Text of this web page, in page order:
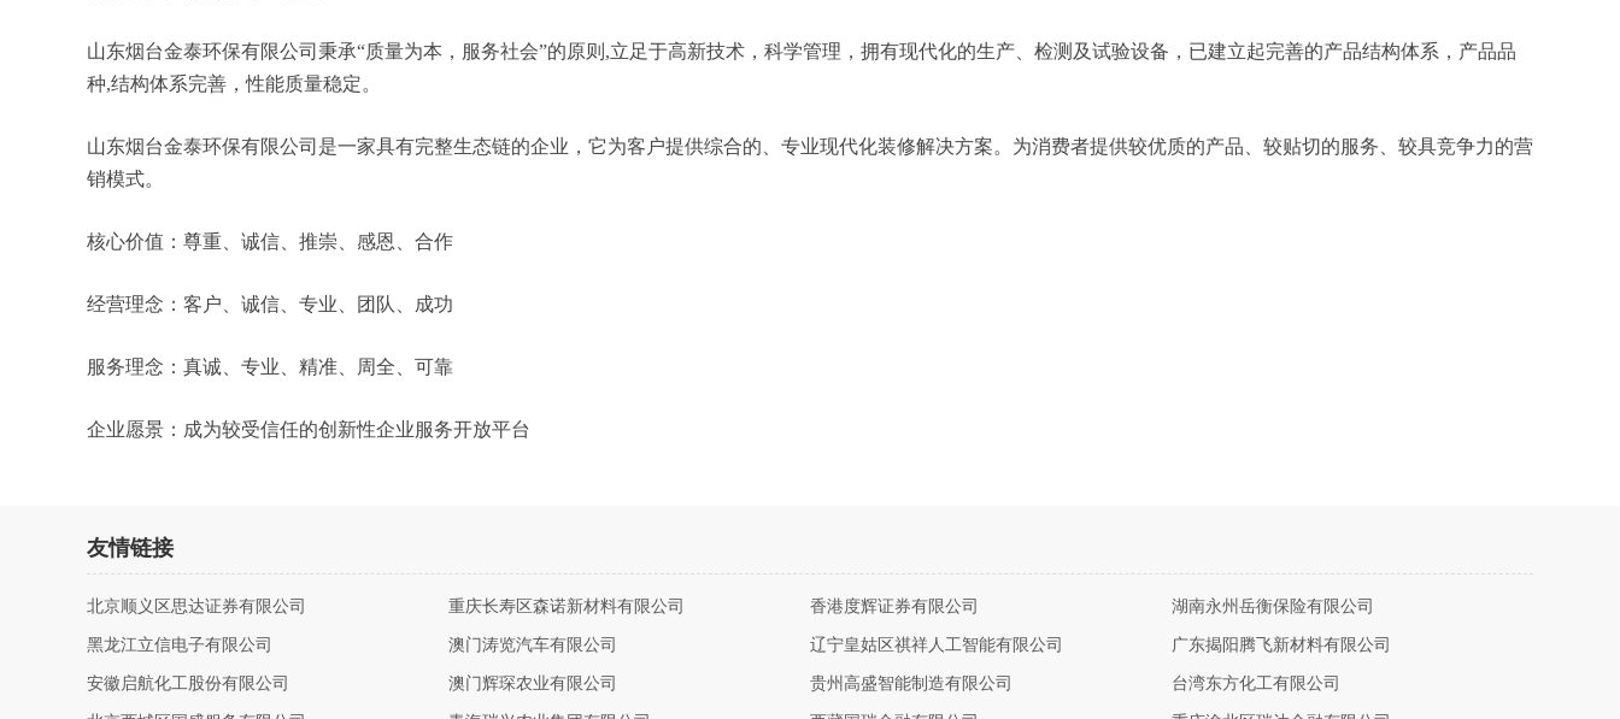
山东烟台金泰环保有限公司秉承“质量为本，服务社会”的原则,立足于高新技术，科学管理，拥有现代化的生产、检测及试验设备，已建立起完善的产品结构体系，产品品
种,结构体系完善，性能质量稳定。
山东烟台金泰环保有限公司是一家具有完整生态链的企业，它为客户提供综合的、专业现代化装修解决方案。为消费者提供较优质的产品、较贴切的服务、较具竞争力的营
销模式。
核心价值：尊重、诚信、推崇、感恩、合作
经营理念：客户、诚信、专业、团队、成功
服务理念：真诚、专业、精准、周全、可靠
企业愿景：成为较受信任的创新性企业服务开放平台
友情链接
北京顺义区思达证券有限公司 重庆长寿区森诺新材料有限公司 香港度辉证券有限公司 湖南永州岳衡保险有限公司
黑龙江立信电子有限公司 澳门涛览汽车有限公司 辽宁皇姑区祺祥人工智能有限公司 广东揭阳腾飞新材料有限公司
安徽启航化工股份有限公司 澳门辉琛农业有限公司 贵州高盛智能制造有限公司 台湾东方化工有限公司